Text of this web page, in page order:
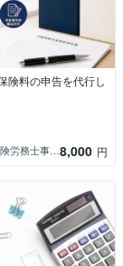
険料の申告を代行し
OM社会保険労務士事務所_労務代行8,000 円